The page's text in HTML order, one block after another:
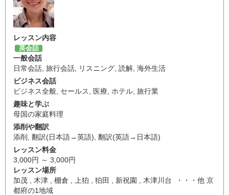
レッスン内容
英会話
一般会話
日常会話 旅行会話 リスニング 読解 海外生活
ビジネス会話
ビジネス全般 セールス 医療 ホテル 旅行業
趣味と学ぶ
母国の家庭料理
添削や翻訳
添削
翻訳(日本語→英語) 翻訳(英語→日本語)
レッスン料金
3,000円 ～ 3,000円
レッスン場所
加茂 , 木津 , 棚倉 , 上狛 , 狛田 , 新祝園 , 木津川台 ・・・他 京
都府の1地域